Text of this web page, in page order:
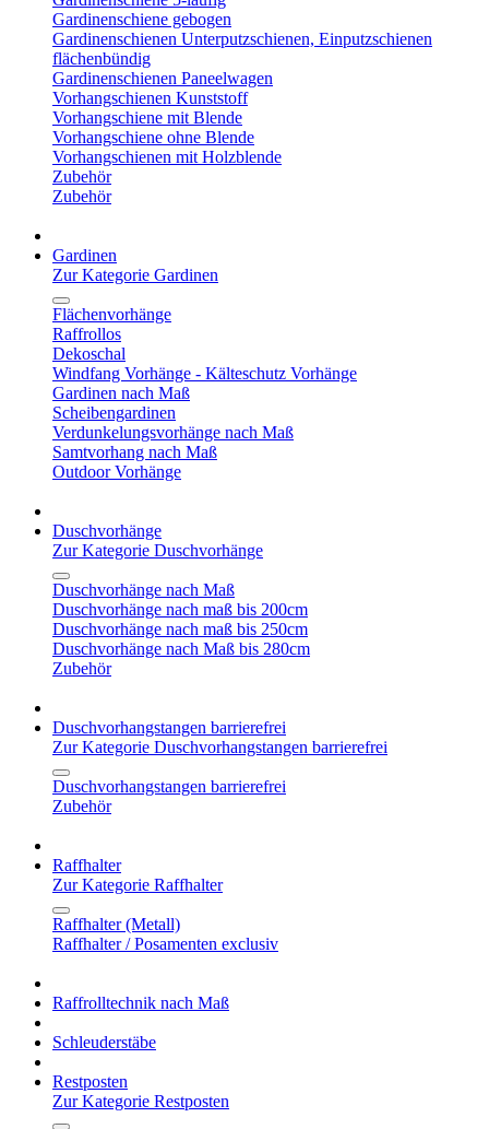
Gardinenschiene gebogen
Gardinenschienen Unterputzschienen, Einputzschienen
flächenbündig
Gardinenschienen Paneelwagen
Vorhangschienen Kunststoff
Vorhangschiene mit Blende
Vorhangschiene ohne Blende
Vorhangschienen mit Holzblende
Zubehör
Zubehör
Gardinen
Zur Kategorie Gardinen
Flächenvorhänge
Raffrollos
Dekoschal
Windfang Vorhänge - Kälteschutz Vorhänge
Gardinen nach Maß
Scheibengardinen
Verdunkelungsvorhänge nach Maß
Samtvorhang nach Maß
Outdoor Vorhänge
Duschvorhänge
Zur Kategorie Duschvorhänge
Duschvorhänge nach Maß
Duschvorhänge nach maß bis 200cm
Duschvorhänge nach maß bis 250cm
Duschvorhänge nach Maß bis 280cm
Zubehör
Duschvorhangstangen barrierefrei
Zur Kategorie Duschvorhangstangen barrierefrei
Duschvorhangstangen barrierefrei
Zubehör
Raffhalter
Zur Kategorie Raffhalter
Raffhalter (Metall)
Raffhalter / Posamenten exclusiv
Raffrolltechnik nach Maß
Schleuderstäbe
Restposten
Zur Kategorie Restposten